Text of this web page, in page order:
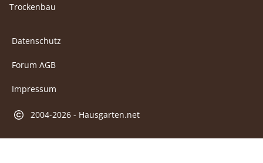
Trockenbau
Datenschutz
Forum AGB
Impressum
2004-2026 - Hausgarten.net